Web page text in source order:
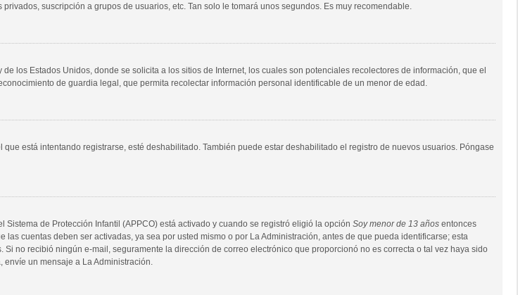
suscripción a grupos de usuarios, etc. Tan solo le tomará unos segundos. Es muy recomendable.
los Estados Unidos, donde se solicita a los sitios de Internet, los cuales son potenciales recolectores de información, que el
de guardia legal, que permita recolectar información personal identificable de un menor de edad.
está intentando registrarse, esté deshabilitado. También puede estar deshabilitado el registro de nuevos usuarios. Póngase
de Protección Infantil (APPCO) está activado y cuando se registró eligió la opción Soy menor de 13 años entonces
cuentas deben ser activadas, ya sea por usted mismo o por La Administración, antes de que pueda identificarse; esta
no recibió ningún e-mail, seguramente la dirección de correo electrónico que proporcionó no es correcta o tal vez haya sido
un mensaje a La Administración.